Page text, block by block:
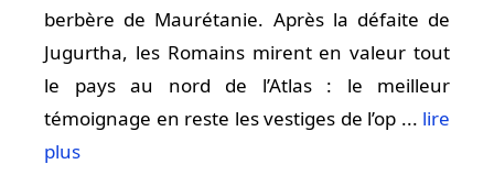
berbère de Maurétanie. Après la défaite de
Jugurtha, les Romains mirent en valeur tout
le pays au nord de l’Atlas : le meilleur
témoignage en reste les vestiges de l’op ... lire
plus